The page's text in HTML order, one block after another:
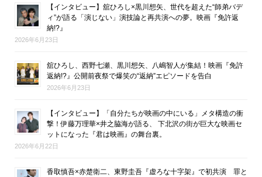
【インタビュー】舘ひろし×黒川想矢、世代を超えた“師弟バデ
ィ”が語る「演じない」演技論と再共演への夢。映画『免許返
納!?』
2026年6月23日
舘ひろし、西野七瀬、黒川想矢、八嶋智人が集結！映画『免許
返納!?』公開前夜祭で爆笑の“返納”エピソードを告白
2026年6月23日
【インタビュー】「自分たちが映画の中にいる」メタ構造の衝
撃！伊藤万理華×井之脇海が語る、 下北沢の街が巨大な映画セ
ットになった『君は映画』の舞台裏。
2026年6月22日
香取慎吾×赤楚衛二、東野圭吾『虚ろな十字架』で初共演 罪と